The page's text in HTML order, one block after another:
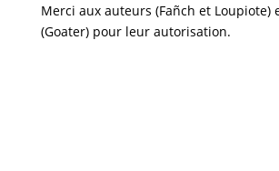
Merci aux auteurs (Fañch et Loupiote)
(Goater) pour leur autorisation.